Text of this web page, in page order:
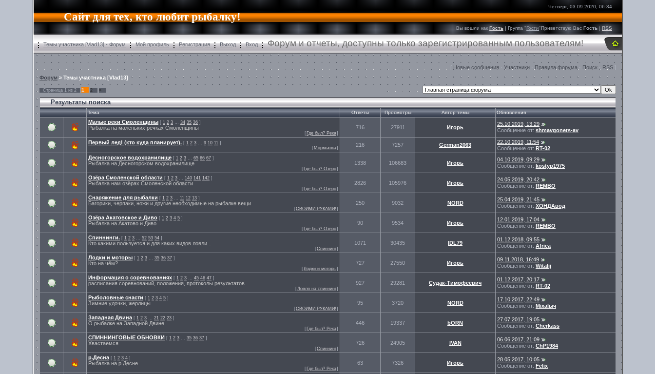
Сайт для тех, кто любит рыбалку!
Четверг, 03.09.2020, 06:34
Вы вошли как Гость|Группа"Гости"Приветствую Вас Гость |RSS
Темы участника [Vlad13] - Форум Мой профиль Регистрация Выход Вход Форум и отчеты, доступны только зарегистрированным пользователям!
[ Новые сообщения Участники Правила форума Поиск RSS ]
Форум» Темы участника [Vlad13]
Страница 1 из 2 1 2 »
Результаты поиска
Тема Ответы Просмотры Автор темы Обновления
Малые реки Смоленщины [ 1 2 3 … 34 35 36 ]
Рыбалка на маленьких речках Смоленщины
[ Где был? Река]
716 27911 Игорь
25.10.2019, 13:29
Сообщение от: shmavgonets-av
Первый лед! (кто куда планирует). [ 1 2 3 … 9 10 11 ]
[ Мормышка] 216 7257 German2063
22.10.2019, 11:54
Сообщение от: RT-02
Десногорское водохранилище [ 1 2 3 … 65 66 67 ]
Рыбалка на Десногорском водохранилище
[ Где был? Озеро]
1338 106683 Игорь
04.10.2019, 09:29
Сообщение от: kostyp1975
Озёра Смоленской области [ 1 2 3 … 140 141 142 ]
Рыбалка нам озёрах Смоленской области
[ Где был? Озеро]
2826 105976 Игорь
24.05.2019, 20:42
Сообщение от: REMBO
Снаряжение для рыбалки [ 1 2 3 … 11 12 13 ]
Багорики, черпаки, ножи и другие необходимые на рыбалке вещи
[СВОИМИ РУКАМИ! ]
250 9032 NORD
25.04.2019, 21:45
Сообщение от: ХОНДАвод
Озёра Акатовское и Диво [ 1 2 3 4 5 ]
Рыбалка на Акатово и Диво
[ Где был? Озеро]
90 9534 Игорь
12.01.2019, 17:04
Сообщение от: REMBO
Спиннинги. [ 1 2 3 … 52 53 54 ]
Кто какими пользуется и для каких видов ловли...
[Спиннинг]
1071 30435 IDL79
01.12.2018, 09:55
Сообщение от: Africa
Лодки и моторы [ 1 2 3 … 35 36 37 ]
Кто на чём?
[Лодки и моторы]
727 27550 Игорь
09.11.2018, 16:49
Сообщение от: Witalij
Информация о соревнованиях [ 1 2 3 … 45 46 47 ]
расписания соревнований, положения, протоколы результатов
[Ловля на спиннинг]
927 29281 Судак-Тимофеевич
01.12.2017, 20:17
Сообщение от: RT-02
Рыболовные снасти [ 1 2 3 4 5 ]
Зимние удочки, жерлицы
[СВОИМИ РУКАМИ! ]
95 3720 NORD
17.10.2017, 22:49
Сообщение от: Miхalыч
Западная Двина [ 1 2 3 … 21 22 23 ]
О рыбалке на Западной Двине
[ Где был? Река]
446 19337 bORN
27.07.2017, 19:05
Сообщение от: Cherkass
СПИННИНГОВЫЕ ОБНОВКИ [ 1 2 3 … 35 36 37 ]
Хвастаемся
[Спиннинг]
726 24905 IVAN
06.06.2017, 21:09
Сообщение от: ChP1984
р.Десна [ 1 2 3 4 ]
Рыбалка на р.Десне
[ Где был? Река]
63 7326 Игорь
28.05.2017, 10:05
Сообщение от: Felix